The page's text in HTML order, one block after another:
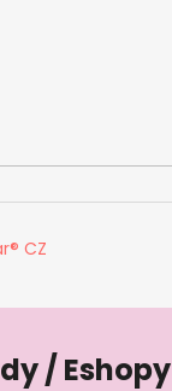
CZ
/ Eshopy